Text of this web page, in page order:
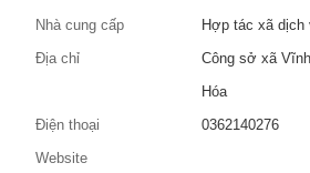
Nhà cung cấp
Hợp tác xã dịch
Địa chỉ
Công sở xã
Hóa
Điện thoại
0362140276
Website